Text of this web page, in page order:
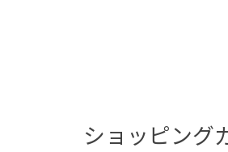
ショッピング